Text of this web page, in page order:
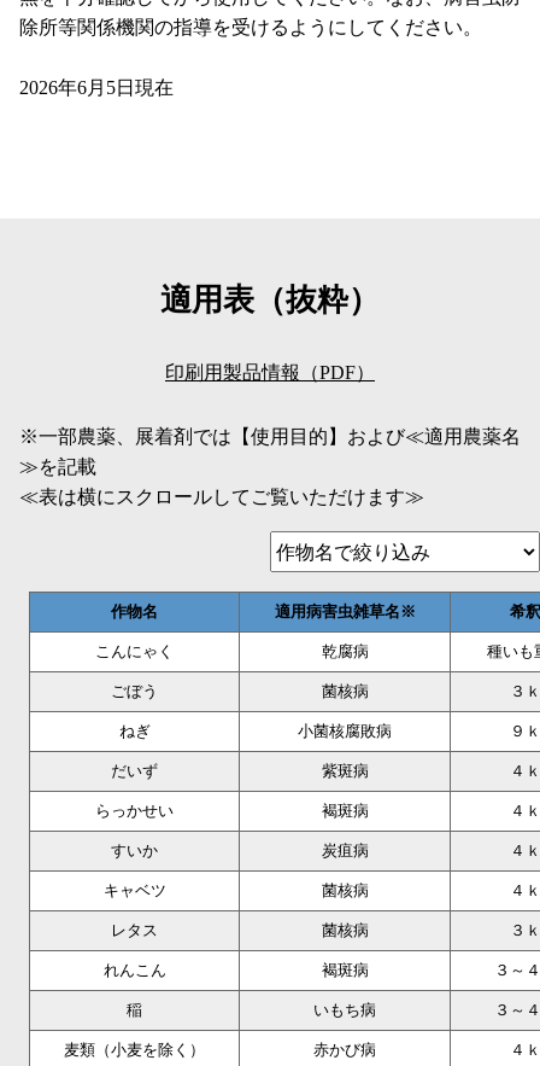
除所等関係機関の指導を受けるようにしてください。
2026年6月5日現在
適用表（抜粋）
印刷用製品情報（PDF）
※一部農薬、展着剤では【使用目的】および≪適用農薬名
≫を記載
≪表は横にスクロールしてご覧いただけます≫
作物名 適用病害虫雑草名※ 希
こんにゃく 乾腐病 種いも
ごぼう 菌核病 ３
ねぎ 小菌核腐敗病 ９
だいず 紫斑病 ４
らっかせい 褐斑病 ４
すいか 炭疽病 ４
キャベツ 菌核病 ４
レタス 菌核病 ３
れんこん 褐斑病 ３～
稲 いもち病 ３～
麦類（小麦を除く） 赤かび病 ４